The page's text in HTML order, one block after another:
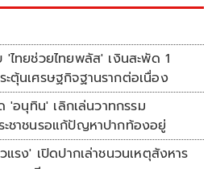
'ไทยช่วยไทยพลัส' เงินสะพัด 1
ตุ้นเศรษฐกิจฐานรากต่อเนื่อง
'อนุทิน' เลิกเล่นวาทกรรม
ชาชนรอแก้ปัญหาปากท้องอยู่
แรง' เปิดปากเล่าชนวนเหตุสังหาร